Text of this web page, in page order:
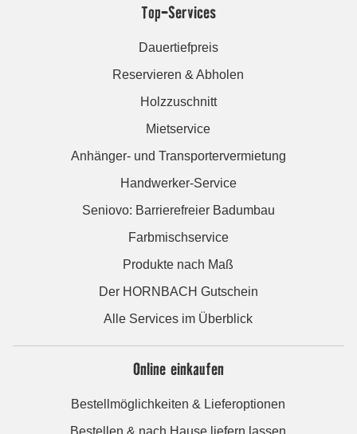
Top-Services
Dauertiefpreis
Reservieren & Abholen
Holzzuschnitt
Mietservice
Anhänger- und Transportervermietung
Handwerker-Service
Seniovo: Barrierefreier Badumbau
Farbmischservice
Produkte nach Maß
Der HORNBACH Gutschein
Alle Services im Überblick
Online einkaufen
Bestellmöglichkeiten & Lieferoptionen
Bestellen & nach Hause liefern lassen